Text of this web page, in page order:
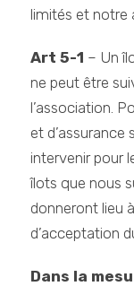
limités et notre
Art 5-1 – Un
ne peut être
l’association.
et d’assurance
intervenir pour
îlots que nous
donneront lieu
d’acceptation
Dans la